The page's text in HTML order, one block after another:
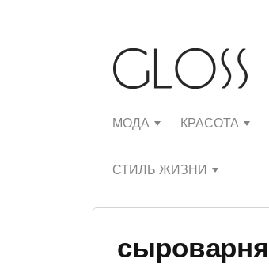
МОДА КРАСОТА
СТИЛЬ ЖИЗНИ
сыроварня